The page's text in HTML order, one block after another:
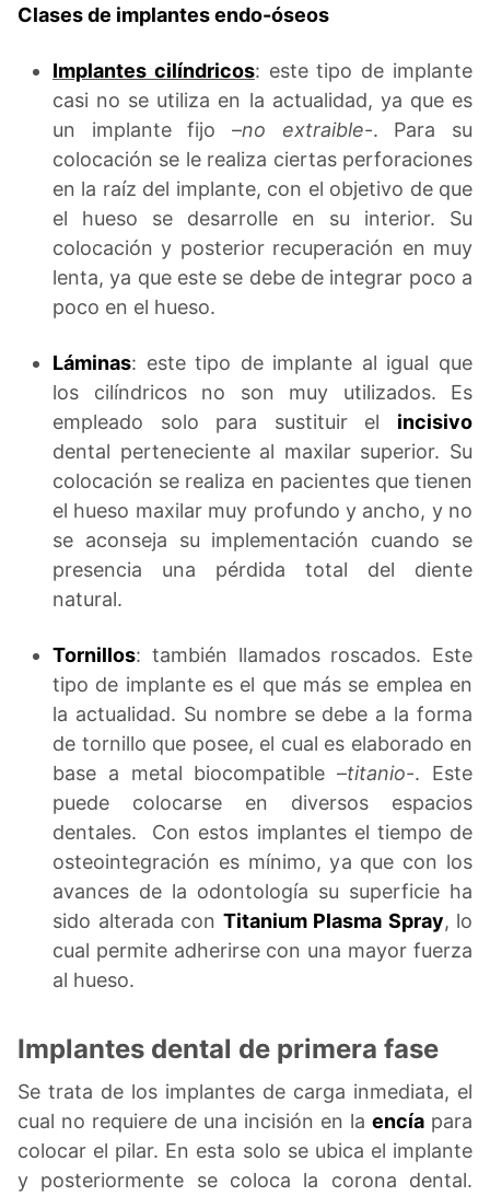
Clases de implantes endo-óseos
Implantes cilíndricos: este tipo de implante
casi no se utiliza en la actualidad, ya que es
un implante fijo –no extraible-. Para su
colocación se le realiza ciertas perforaciones
en la raíz del implante, con el objetivo de que
el hueso se desarrolle en su interior. Su
colocación y posterior recuperación en muy
lenta, ya que este se debe de integrar poco a
poco en el hueso.
Láminas: este tipo de implante al igual que
los cilíndricos no son muy utilizados. Es
empleado solo para sustituir el incisivo
dental perteneciente al maxilar superior. Su
colocación se realiza en pacientes que tienen
el hueso maxilar muy profundo y ancho, y no
se aconseja su implementación cuando se
presencia una pérdida total del diente
natural.
Tornillos: también llamados roscados. Este
tipo de implante es el que más se emplea en
la actualidad. Su nombre se debe a la forma
de tornillo que posee, el cual es elaborado en
base a metal biocompatible –titanio-. Este
puede colocarse en diversos espacios
dentales. Con estos implantes el tiempo de
osteointegración es mínimo, ya que con los
avances de la odontología su superficie ha
sido alterada con Titanium Plasma Spray, lo
cual permite adherirse con una mayor fuerza
al hueso.
Implantes dental de primera fase
Se trata de los implantes de carga inmediata, el
cual no requiere de una incisión en la encía para
colocar el pilar. En esta solo se ubica el implante
y posteriormente se coloca la corona dental.